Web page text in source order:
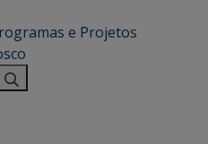
e Projetos